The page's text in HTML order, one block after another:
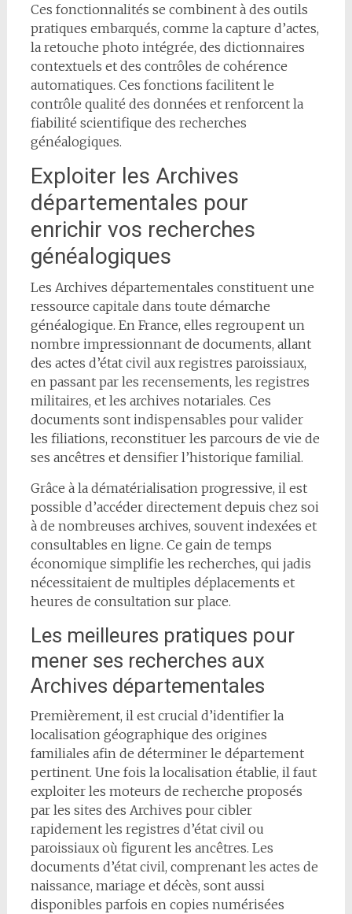
Ces fonctionnalités se combinent à des outils
pratiques embarqués, comme la capture d’actes,
la retouche photo intégrée, des dictionnaires
contextuels et des contrôles de cohérence
automatiques. Ces fonctions facilitent le
contrôle qualité des données et renforcent la
fiabilité scientifique des recherches
généalogiques.
Exploiter les Archives
départementales pour
enrichir vos recherches
généalogiques
Les Archives départementales constituent une
ressource capitale dans toute démarche
généalogique. En France, elles regroupent un
nombre impressionnant de documents, allant
des actes d’état civil aux registres paroissiaux,
en passant par les recensements, les registres
militaires, et les archives notariales. Ces
documents sont indispensables pour valider
les filiations, reconstituer les parcours de vie de
ses ancêtres et densifier l’historique familial.
Grâce à la dématérialisation progressive, il est
possible d’accéder directement depuis chez soi
à de nombreuses archives, souvent indexées et
consultables en ligne. Ce gain de temps
économique simplifie les recherches, qui jadis
nécessitaient de multiples déplacements et
heures de consultation sur place.
Les meilleures pratiques pour
mener ses recherches aux
Archives départementales
Premièrement, il est crucial d’identifier la
localisation géographique des origines
familiales afin de déterminer le département
pertinent. Une fois la localisation établie, il faut
exploiter les moteurs de recherche proposés
par les sites des Archives pour cibler
rapidement les registres d’état civil ou
paroissiaux où figurent les ancêtres. Les
documents d’état civil, comprenant les actes de
naissance, mariage et décès, sont aussi
disponibles parfois en copies numérisées